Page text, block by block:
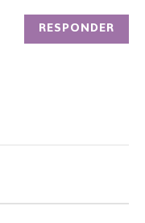
RESPONDER